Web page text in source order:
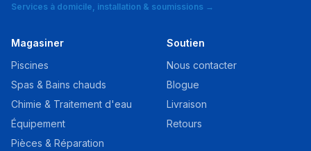
Services à domicile, installation & soumissions →
Magasiner
Piscines
Spas & Bains chauds
Chimie & Traitement d'eau
Équipement
Pièces & Réparation
Soutien
Nous contacter
Blogue
Livraison
Retours